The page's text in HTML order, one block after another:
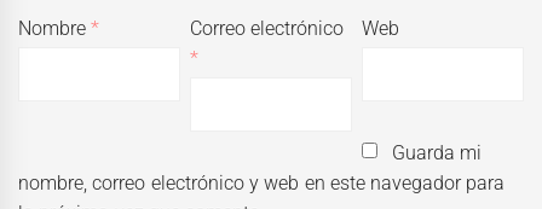
Nombre*
Correo electrónico
*
Web
Guarda mi
nombre, correo electrónico y web en este navegador para